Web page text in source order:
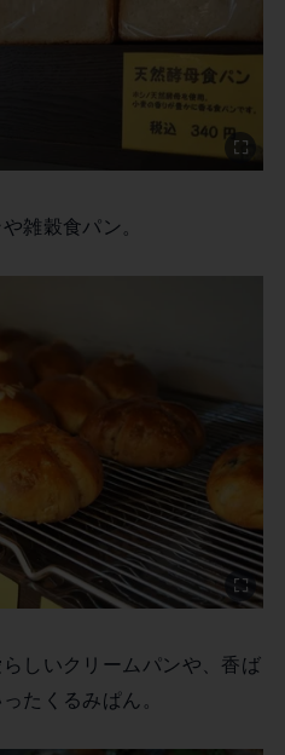
雑穀食パン。
しいクリームパンや、香ば
たくるみぱん。